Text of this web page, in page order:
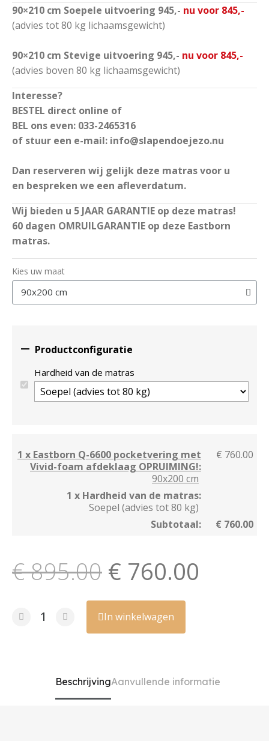
90×210 cm Soepele uitvoering 945,- nu voor 845,-
(advies tot 80 kg lichaamsgewicht)
90×210 cm Stevige uitvoering 945,- nu voor 845,-
(advies boven 80 kg lichaamsgewicht)
Interesse?
BESTEL direct online of
BEL ons even: 033-2465316
of stuur een e-mail: info@slapendoejezo.nu
Dan reserveren wij gelijk deze matras voor u
en bespreken we een afleverdatum.
Wij bieden u 5 JAAR GARANTIE op deze matras!
60 dagen OMRUILGARANTIE op deze Eastborn
matras.
Kies uw maat
 Productconfiguratie
Hardheid van de matras
1 x Eastborn Q-6600 pocketvering met
Vivid-foam afdeklaag OPRUIMING!:
90x200 cm
€ 760.00
1 x Hardheid van de matras:
Soepel (advies tot 80 kg)
Subtotaal:
€ 760.00
€ 895.00 € 760.00
In winkelwagen
BeschrijvingAanvullende informatie